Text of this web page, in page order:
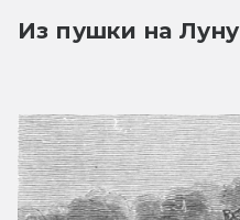
Из пушки на Луну